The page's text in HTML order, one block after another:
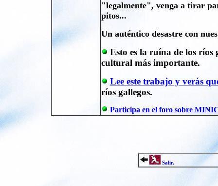
"legalmente", venga a tirar
pitos...
Un auténtico desastre con
Esto es la ruína de los
cultural más importante.
Lee este trabajo y verás
ríos gallegos.
Participa en el foro sobre
Salir.